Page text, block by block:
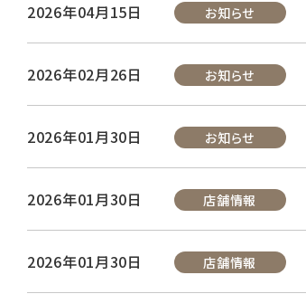
2026年04月15日 お知らせ
2026年02月26日 お知らせ
2026年01月30日 お知らせ
2026年01月30日 店舗情報
2026年01月30日 店舗情報